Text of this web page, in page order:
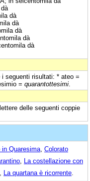
dà
dà
dà
dà
dà
seguenti risultati: * ateo =
= quarantottesimi
delle seguenti coppie
Quaresima Colorato
La costellazione con
La quartana è ricorrente